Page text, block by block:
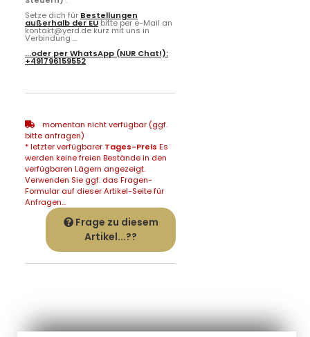
Setze dich für Bestellungen
außerhalb der EUbitte per e-Mail an
kontakt@yerd.de kurz mit uns in
Verbindung ...
...oder perWhatsApp (NUR Chat!):
+491796159552
momentan nicht verfügbar (ggf.
bitte anfragen)
* letzter verfügbarer Tages-Preis Es
werden keine freien Bestände in den
verfügbaren Lägern angezeigt.
Verwenden Sie ggf. das Fragen-
Formular auf dieser Artikel-Seite für
Anfragen...
Frage zu diesem
Artikel...??